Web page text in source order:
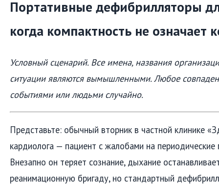
Портативные дефибрилляторы
когда компактность не означает
Условный сценарий. Все имена, названия
ситуации являются вымышленными. Любое
событиями или людьми случайно.
Представьте: обычный вторник в частной клинике
кардиолога — пациент с жалобами на периодические
Внезапно он теряет сознание, дыхание
реанимационную бригаду, но стандартный